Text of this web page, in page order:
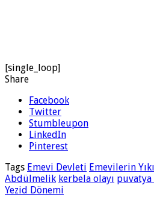
[single_loop]
Share
Facebook
Twitter
Stumbleupon
LinkedIn
Pinterest
Tags Emevi Devleti Emevilerin
Abdülmelik kerbela olayı puvatya
Yezid Dönemi